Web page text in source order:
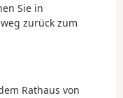
Sie in
zurück zum
Rathaus von